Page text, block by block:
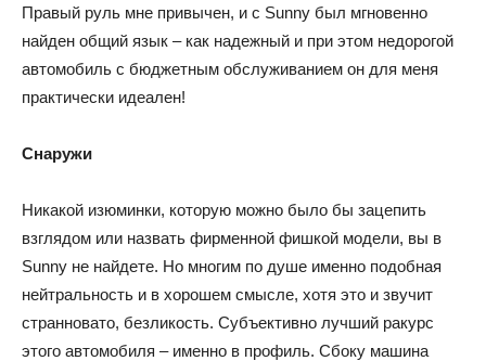
Правый руль мне привычен, и с Sunny был мгновенно
найден общий язык – как надежный и при этом недорогой
автомобиль с бюджетным обслуживанием он для меня
практически идеален!
Снаружи
Никакой изюминки, которую можно было бы зацепить
взглядом или назвать фирменной фишкой модели, вы в
Sunny не найдете. Но многим по душе именно подобная
нейтральность и в хорошем смысле, хотя это и звучит
странновато, безликость. Субъективно лучший ракурс
этого автомобиля – именно в профиль. Сбоку машина